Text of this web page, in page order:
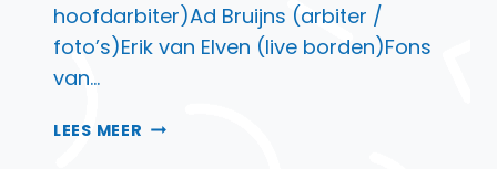
hoofdarbiter)Ad Bruijns (arbiter /
foto’s)Erik van Elven (live borden)Fons
van…
LEES MEER 07